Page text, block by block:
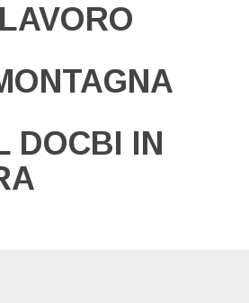
DOCBI IN